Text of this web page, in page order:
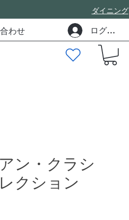
​ダイニング
わせ ログイン
ン・クラシ
クション